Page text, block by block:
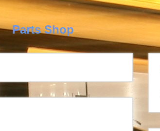
Parts Shop